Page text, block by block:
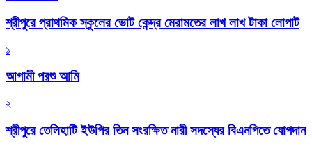
শ্রীপুরে প্রাথমিক স্কুলের ভোট কেন্দ্র মেরামতের লাখ লাখ টাকা লোপাট
১
আগামী পরশু আমি
২
শ্রীপুরে তেলিহাটি ইউপির তিন সংরক্ষিত নারী সদস্যের বিএনপিতে যোগদান